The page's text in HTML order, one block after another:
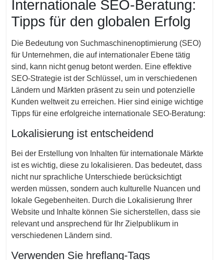
Internationale SEO-Beratung:
Tipps für den globalen Erfolg
Die Bedeutung von Suchmaschinenoptimierung (SEO)
für Unternehmen, die auf internationaler Ebene tätig
sind, kann nicht genug betont werden. Eine effektive
SEO-Strategie ist der Schlüssel, um in verschiedenen
Ländern und Märkten präsent zu sein und potenzielle
Kunden weltweit zu erreichen. Hier sind einige wichtige
Tipps für eine erfolgreiche internationale SEO-Beratung:
Lokalisierung ist entscheidend
Bei der Erstellung von Inhalten für internationale Märkte
ist es wichtig, diese zu lokalisieren. Das bedeutet, dass
nicht nur sprachliche Unterschiede berücksichtigt
werden müssen, sondern auch kulturelle Nuancen und
lokale Gegebenheiten. Durch die Lokalisierung Ihrer
Website und Inhalte können Sie sicherstellen, dass sie
relevant und ansprechend für Ihr Zielpublikum in
verschiedenen Ländern sind.
Verwenden Sie hreflang-Tags